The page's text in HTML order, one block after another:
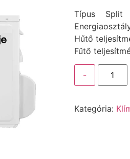
Típus Split
Hűtő
Fűtő
-
Kategória: